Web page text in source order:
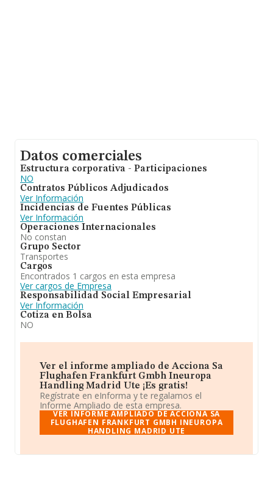
Datos comerciales
Estructura corporativa - Participaciones
NO
Contratos Públicos Adjudicados
Ver Información
Incidencias de Fuentes Públicas
Ver Información
Operaciones Internacionales
No constan
Grupo Sector
Transportes
Cargos
Encontrados 1 cargos en esta empresa
Ver cargos de Empresa
Responsabilidad Social Empresarial
Ver Información
Cotiza en Bolsa
NO
Ver el informe ampliado de Acciona Sa
Flughafen Frankfurt Gmbh Ineuropa
Handling Madrid Ute ¡Es gratis!
Regístrate en eInforma y te regalamos el
Informe Ampliado de esta empresa.
VER INFORME AMPLIADO DE ACCIONA SA
FLUGHAFEN FRANKFURT GMBH INEUROPA
HANDLING MADRID UTE